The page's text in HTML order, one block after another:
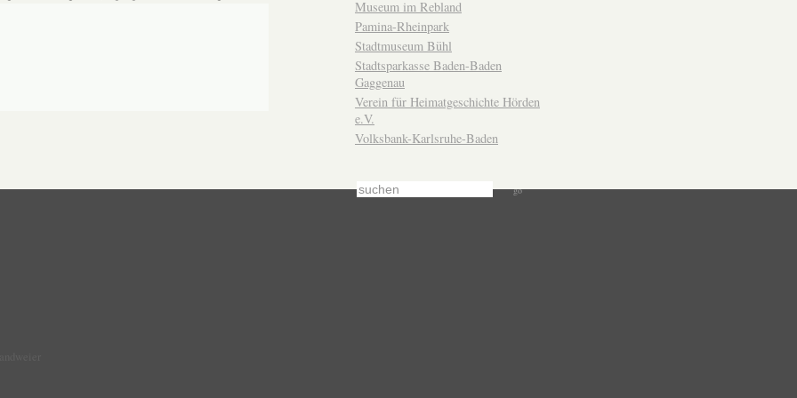
Museum im Rebland
Pamina-Rheinpark
Stadtmuseum Bühl
Stadtsparkasse Baden-Baden
Gaggenau
Verein für Heimatgeschichte Hörden
e.V.
Volksbank-Karlsruhe-Baden